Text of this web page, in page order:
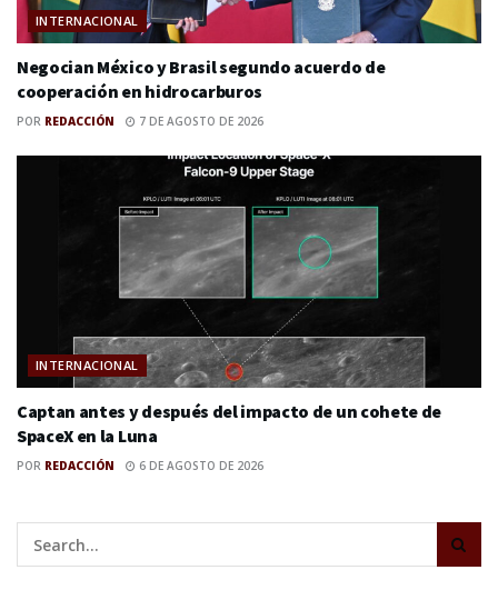
INTERNACIONAL
Negocian México y Brasil segundo acuerdo de
cooperación en hidrocarburos
POR REDACCIÓN 7 DE AGOSTO DE 2026
INTERNACIONAL
Captan antes y después del impacto de un cohete de
SpaceX en la Luna
POR REDACCIÓN 6 DE AGOSTO DE 2026